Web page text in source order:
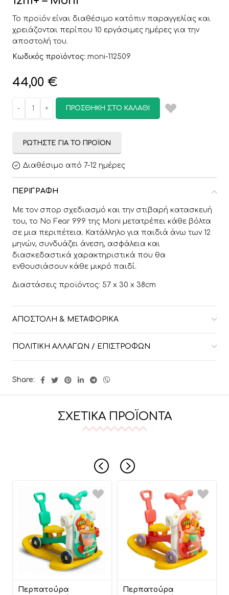
Το προϊόν είναι διαθέσιμο κατόπιν παραγγελίας και
χρειάζονται περίπου 10 εργάσιμες ημέρες για την
αποστολή του.
Κωδικός προϊόντος: moni-112509
44,00 €
ΠΡΟΣΘΉΚΗ ΣΤΟ ΚΑΛΆΘΙ
ΡΩΤΉΣΤΕ ΓΙΑ ΤΟ ΠΡΟΪΌΝ
Διαθέσιμο από 7-12 ημέρες
ΠΕΡΙΓΡΑΦΉ
Με τον σπορ σχεδιασμό και την στιβαρή κατασκευή
του, το No Fear 999 της Moni μετατρέπει κάθε βόλτα
σε μια περιπέτεια. Κατάλληλο για παιδιά άνω των 12
μηνών, συνδυάζει άνεση, ασφάλεια και
διασκεδαστικά χαρακτηριστικά που θα
ενθουσιάσουν κάθε μικρό παιδί.
Διαστάσεις προϊόντος: 57 x 30 x 38cm
ΑΠΟΣΤΟΛΉ & ΜΕΤΑΦΟΡΙΚΆ
ΠΟΛΙΤΙΚΉ ΑΛΛΑΓΏΝ / ΕΠΙΣΤΡΟΦΏΝ
Share:
ΣΧΕΤΙΚΆ ΠΡΟΪΌΝΤΑ
Περπατούρα
Περπατούρα